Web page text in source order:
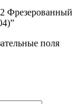
Фрезерованный
поля